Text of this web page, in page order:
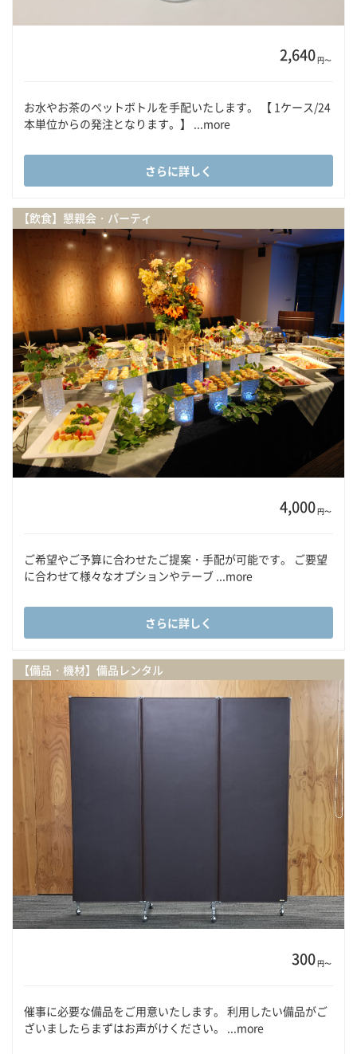
2,640円〜
お水やお茶のペットボトルを手配いたします。 【 1ケース/24
本単位からの発注となります。】 ...more
さらに詳しく
【飲食】懇親会・パーティ
4,000円〜
ご希望やご予算に合わせたご提案・手配が可能です。 ご要望
に合わせて様々なオプションやテーブ ...more
さらに詳しく
【備品・機材】備品レンタル
300円〜
催事に必要な備品をご用意いたします。 利用したい備品がご
ざいましたらまずはお声がけください。 ...more